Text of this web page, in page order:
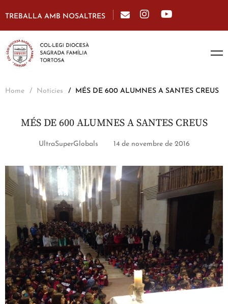
TREBALLA AMB NOSALTRES
Home Notícies MÉS DE 600 ALUMNES A SANTES CREUS
MÉS DE 600 ALUMNES A SANTES CREUS
UltraSuperGlobals 14 de novembre de 2016